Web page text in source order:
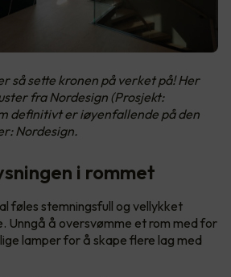
så sette kronen på verket på! Her
fra Nordesign (Prosjekt:
definitivt er iøyenfallende på den
Nordesign.
i rommet
føles stemningsfull og vellykket
Unngå å oversvømme et rom med for
lamper for å skape flere lag med